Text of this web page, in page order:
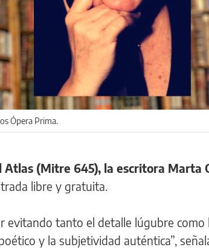
Ópera Prima.
Atlas (Mitre 645), la escritora Marta
libre y gratuita.
tanto el detalle lúgubre como
y la subjetividad auténtica”,